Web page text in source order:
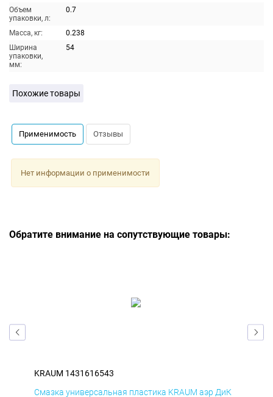
Объем
упаковки, л:
0.7
Масса, кг:
0.238
Ширина
упаковки,
мм:
54
Похожие товары
Применимость Отзывы
Нет информации о применимости
Обратите внимание на сопутствующие товары:
KRAUM 1431616543
Смазка универсальная пластика KRAUM аэр ДиК